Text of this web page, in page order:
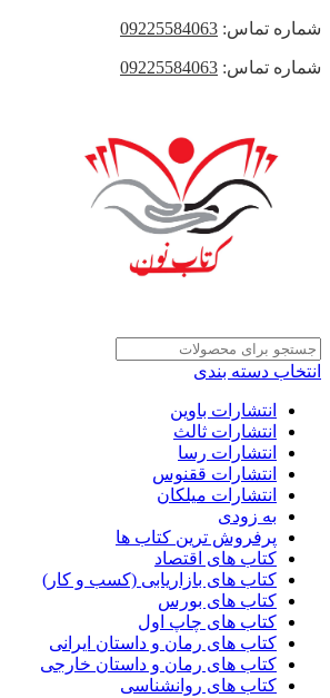
شماره تماس: 09225584063
شماره تماس: 09225584063
انتخاب دسته بندی
انتشارات باوین
انتشارات ثالث
انتشارات رسا
انتشارات ققنوس
انتشارات میلکان
به زودی
پرفروش ترین کتاب ها
کتاب های اقتصاد
کتاب های بازاریابی (کسب و کار)
کتاب های بورس
کتاب های چاپ اول
کتاب های رمان و داستان ایرانی
کتاب های رمان و داستان خارجی
کتاب های روانشناسی